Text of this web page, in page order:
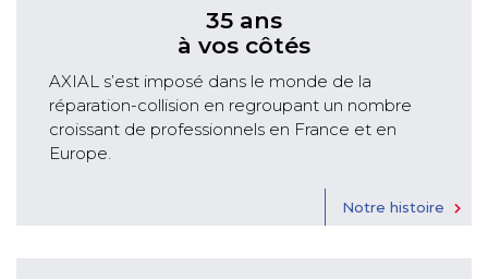
35 ans
à vos côtés
AXIAL s’est imposé dans le monde de la
réparation-collision en regroupant un nombre
croissant de professionnels en France et en
Europe.
Notre histoire